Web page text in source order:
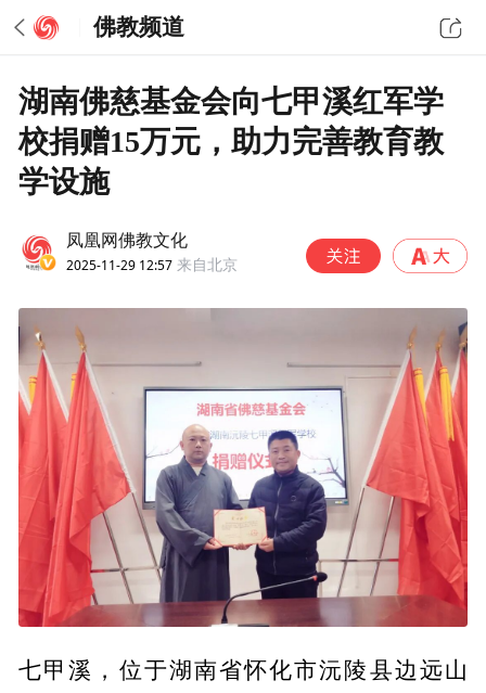
佛教频道
湖南佛慈基金会向七甲溪红军学
校捐赠15万元，助力完善教育教
学设施
凤凰网佛教文化
2025-11-29 12:57 来自北京
七甲溪，位于湖南省怀化市沅陵县边远山